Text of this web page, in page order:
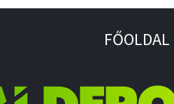
FŐOLDAL